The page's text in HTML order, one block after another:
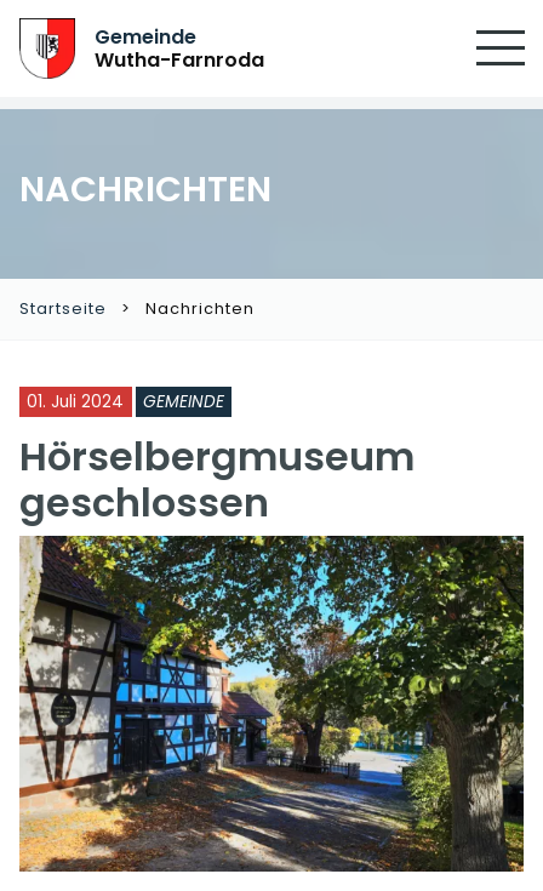
Gemeinde
Wutha-Farnroda
NACHRICHTEN
Startseite Nachrichten
01. Juli 2024 GEMEINDE
Hörselbergmuseum
geschlossen